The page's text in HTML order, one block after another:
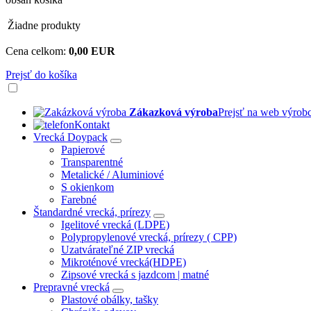
Žiadne produkty
Cena celkom: 0,00 EUR
Prejsť do košíka
Zákazková výrobaPrejsť na web
Kontakt
Vrecká Doypack
Papierové
Transparentné
Metalické / Aluminiové
S okienkom
Farebné
Štandardné vrecká, prírezy
Igelitové vrecká (LDPE)
Polypropylenové vrecká, prírezy ( CPP)
Uzatvárateľné ZIP vrecká
Mikroténové vrecká(HDPE)
Zipsové vrecká s jazdcom | matné
Prepravné vrecká
Plastové obálky, tašky